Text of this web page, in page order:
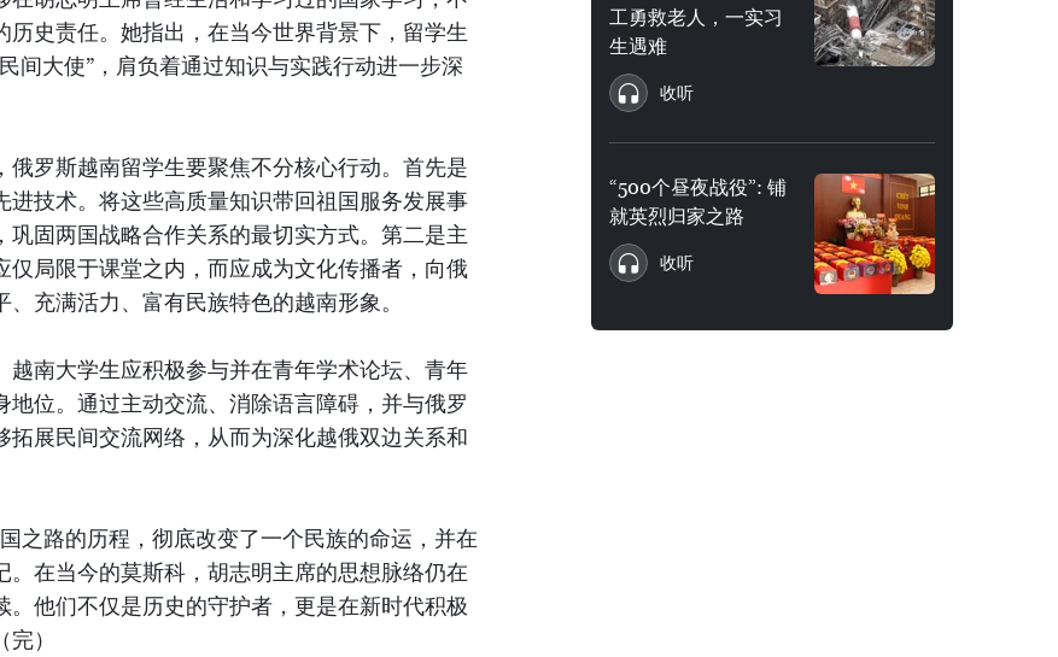
史责任。她指出，在当今世界背景下，留学生
间大使”，肩负着通过知识与实践行动进一步深
俄罗斯越南留学生要聚焦不分核心行动。首先是
进技术。将这些高质量知识带回祖国服务发展事
巩固两国战略合作关系的最切实方式。第二是主
局限于课堂之内，而应成为文化传播者，向俄
充满活力、富有民族特色的越南形象。
越南大学生应积极参与并在青年学术论坛、青年
位。通过主动交流、消除语言障碍，并与俄罗
展民间交流网络，从而为深化越俄双边关系和
之路的历程，彻底改变了一个民族的命运，并在
。在当今的莫斯科，胡志明主席的思想脉络仍在
。他们不仅是历史的守护者，更是在新时代积极
）
工勇救老人，一实习
生遇难
收听
“500个昼夜战役”: 铺
就英烈归家之路
收听